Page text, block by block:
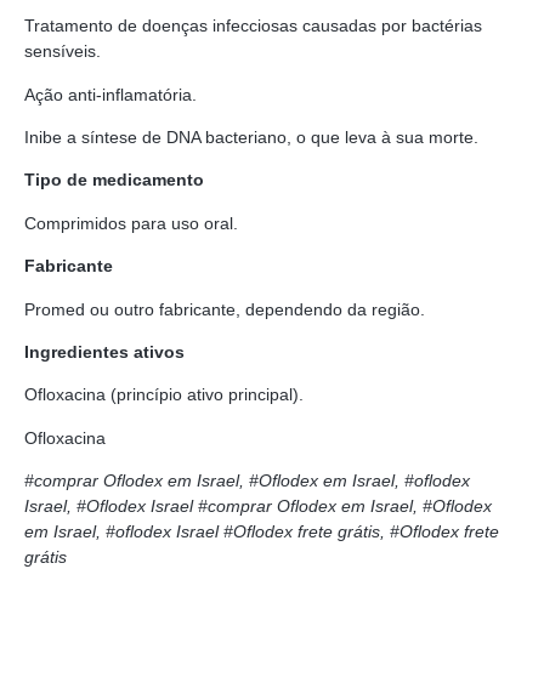
Tratamento de doenças infecciosas causadas por bactérias
sensíveis.
Ação anti-inflamatória.
Inibe a síntese de DNA bacteriano, o que leva à sua morte.
Tipo de medicamento
Comprimidos para uso oral.
Fabricante
Promed ou outro fabricante, dependendo da região.
Ingredientes ativos
Ofloxacina (princípio ativo principal).
Ofloxacina
#comprar Oflodex em Israel, #Oflodex em Israel, #oflodex
Israel, #Oflodex Israel #comprar Oflodex em Israel, #Oflodex
em Israel, #oflodex Israel #Oflodex frete grátis, #Oflodex frete
grátis